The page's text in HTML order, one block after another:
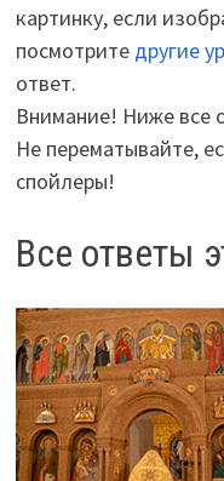
картинку, если
посмотрите другие
ответ.
Внимание! Ниже все
Не перематывайте,
спойлеры!
Все ответы